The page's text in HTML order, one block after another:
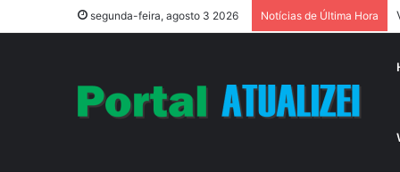
segunda-feira, agosto 3 2026 Notícias de Última Hora